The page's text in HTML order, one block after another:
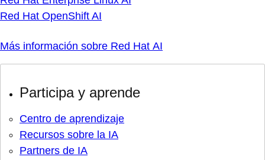
Red Hat OpenShift AI
Más información sobre Red Hat AI
Participa y aprende
Centro de aprendizaje
Recursos sobre la IA
Partners de IA